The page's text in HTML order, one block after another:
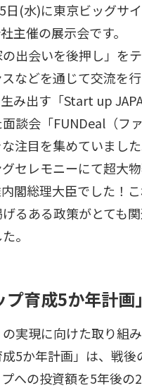
(水)に東京ビッグサ
主催の展示会です。
出会いを後押し」を
などを通じて交流を
み出す「Start up
談会「FUNDeal（フ
注目を集めていました
セレモニーにて超大
閣総理大臣でした！
るある政策がとても
。
育成5か年計画」
実現に向けた取り組
5か年計画」は、戦
への投資額を5年後の